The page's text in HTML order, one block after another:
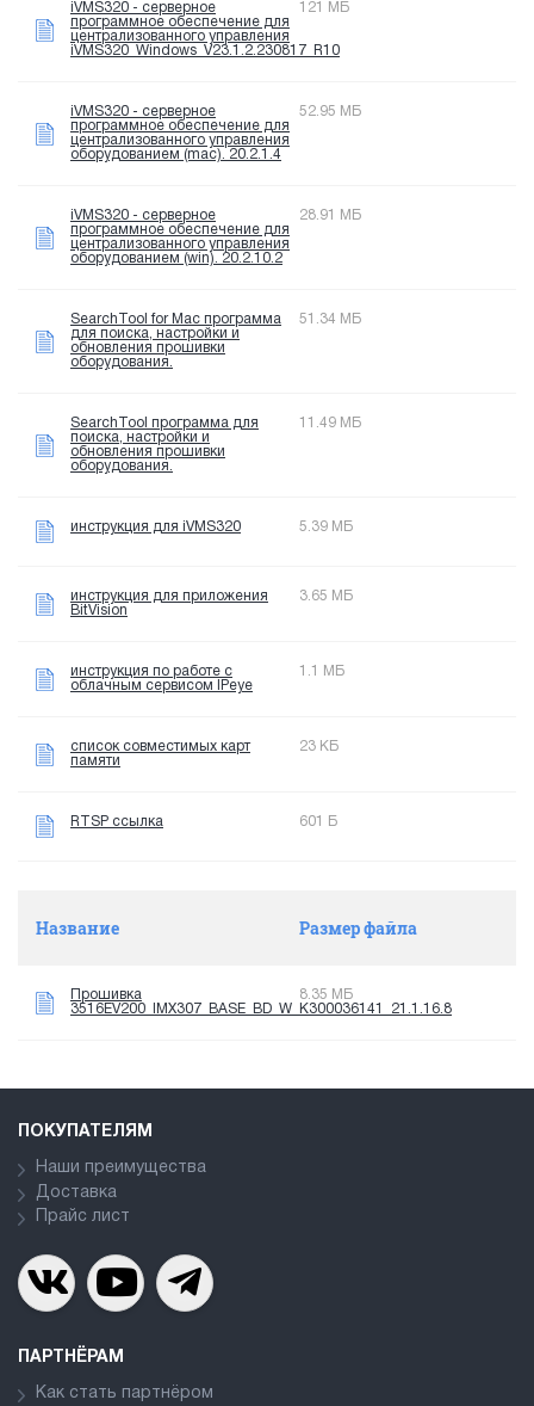
iVMS320 - серверное
программное обеспечение для
централизованного управления
iVMS320_Windows_V23.1.2.230817_R10
121 МБ
iVMS320 - серверное
программное обеспечение для
централизованного управления
оборудованием (mac). 20.2.1.4
52.95 МБ
iVMS320 - серверное
программное обеспечение для
централизованного управления
оборудованием (win). 20.2.10.2
28.91 МБ
SearchTool for Mac программа
для поиска, настройки и
обновления прошивки
оборудования.
51.34 МБ
SearchTool программа для
поиска, настройки и
обновления прошивки
оборудования.
11.49 МБ
инструкция для iVMS320 5.39 МБ
инструкция для приложения
BitVision
3.65 МБ
инструкция по работе с
облачным сервисом IPeye
1.1 МБ
список совместимых карт
памяти
23 КБ
RTSP ссылка 601 Б
Название Размер файла
Прошивка
3516EV200_IMX307_BASE_BD_W_K300036141_21.1.16.8
8.35 МБ
ПОКУПАТЕЛЯМ
Наши преимущества
Доставка
Прайс лист
ПАРТНЁРАМ
Как стать партнёром